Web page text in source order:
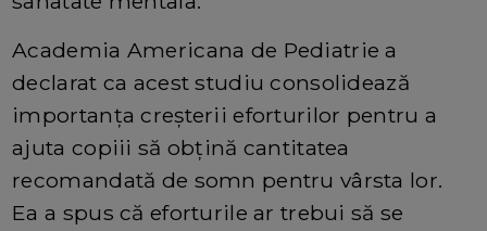
Academia Americana de Pediatrie a
declarat ca acest studiu consolidează
importanța creșterii eforturilor pentru a
ajuta copiii să obțină cantitatea
recomandată de somn pentru vârsta lor.
Ea a spus că eforturile ar trebui să se